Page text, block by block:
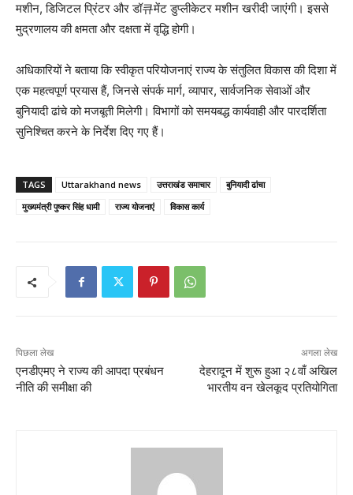
मशीन, डिजिटल प्रिंटर और डॉ큐मेंट डुप्लीकेटर मशीन खरीदी जाएंगी। इससे
मुद्रणालय की क्षमता और दक्षता में वृद्धि होगी।
अधिकारियों ने बताया कि स्वीकृत परियोजनाएं राज्य के संतुलित विकास की दिशा में
एक महत्वपूर्ण प्रयास हैं, जिनसे संपर्क मार्ग, व्यापार, सार्वजनिक सेवाओं और
बुनियादी ढांचे को मजबूती मिलेगी। विभागों को समयबद्ध कार्यवाही और पारदर्शिता
सुनिश्चित करने के निर्देश दिए गए हैं।
TAGS Uttarakhand news उत्तराखंड समाचार
बुनियादी ढांचा
मुख्यमंत्री पुष्कर सिंह धामी
राज्य योजनाएं विकास कार्य
पिछला लेख
एनडीएमए ने राज्य की आपदा प्रबंधन
नीति की समीक्षा की
अगला लेख
देहरादून में शुरू हुआ २८वाँ अखिल
भारतीय वन खेलकूद प्रतियोगिता